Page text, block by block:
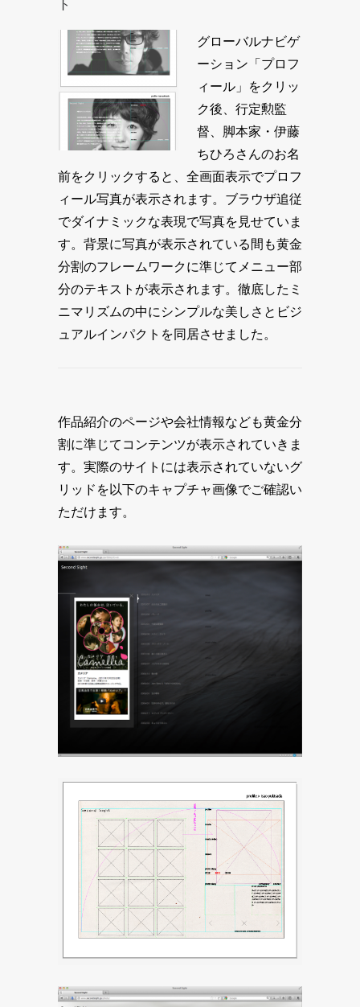
ト
グローバルナビゲ
ーション「プロフ
ィール」をクリッ
ク後、行定勲監
督、脚本家・伊藤
ちひろさんのお名
前をクリックすると、全画面表示でプロフ
ィール写真が表示されます。ブラウザ追従
でダイナミックな表現で写真を見せていま
す。背景に写真が表示されている間も黄金
分割のフレームワークに準じてメニュー部
分のテキストが表示されます。徹底したミ
ニマリズムの中にシンプルな美しさとビジ
ュアルインパクトを同居させました。
作品紹介のページや会社情報なども黄金分
割に準じてコンテンツが表示されていきま
す。実際のサイトには表示されていないグ
リッドを以下のキャプチャ画像でご確認い
ただけます。